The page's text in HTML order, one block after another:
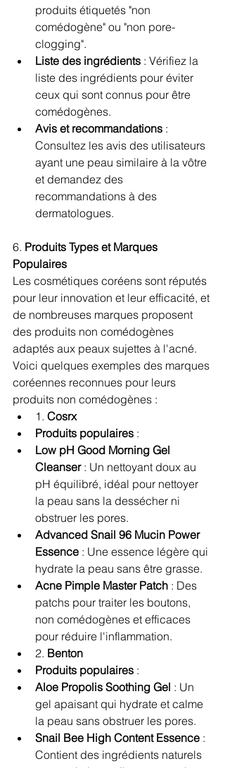
produits étiquetés "non
comédogène" ou "non pore-
clogging".
Liste des ingrédients : Vérifiez la
liste des ingrédients pour éviter
ceux qui sont connus pour être
comédogènes.
Avis et recommandations :
Consultez les avis des utilisateurs
ayant une peau similaire à la vôtre
et demandez des
recommandations à des
dermatologues.
6. Produits Types et Marques
Populaires
Les cosmétiques coréens sont réputés
pour leur innovation et leur efficacité, et
de nombreuses marques proposent
des produits non comédogènes
adaptés aux peaux sujettes à l'acné.
Voici quelques exemples des marques
coréennes reconnues pour leurs
produits non comédogènes :
1. Cosrx
Produits populaires :
Low pH Good Morning Gel
Cleanser : Un nettoyant doux au
pH équilibré, idéal pour nettoyer
la peau sans la dessécher ni
obstruer les pores.
Advanced Snail 96 Mucin Power
Essence : Une essence légère qui
hydrate la peau sans être grasse.
Acne Pimple Master Patch : Des
patchs pour traiter les boutons,
non comédogènes et efficaces
pour réduire l'inflammation.
2. Benton
Produits populaires :
Aloe Propolis Soothing Gel : Un
gel apaisant qui hydrate et calme
la peau sans obstruer les pores.
Snail Bee High Content Essence :
Contient des ingrédients naturels